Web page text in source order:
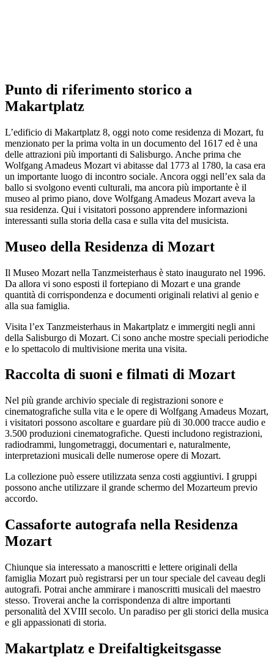
Punto di riferimento storico a
Makartplatz
L’edificio di Makartplatz 8, oggi noto come residenza di Mozart, fu
menzionato per la prima volta in un documento del 1617 ed è una
delle attrazioni più importanti di Salisburgo. Anche prima che
Wolfgang Amadeus Mozart vi abitasse dal 1773 al 1780, la casa era
un importante luogo di incontro sociale. Ancora oggi nell’ex sala da
ballo si svolgono eventi culturali, ma ancora più importante è il
museo al primo piano, dove Wolfgang Amadeus Mozart aveva la
sua residenza. Qui i visitatori possono apprendere informazioni
interessanti sulla storia della casa e sulla vita del musicista.
Museo della Residenza di Mozart
Il Museo Mozart nella Tanzmeisterhaus è stato inaugurato nel 1996.
Da allora vi sono esposti il fortepiano di Mozart e una grande
quantità di corrispondenza e documenti originali relativi al genio e
alla sua famiglia.
Visita l’ex Tanzmeisterhaus in Makartplatz e immergiti negli anni
della Salisburgo di Mozart. Ci sono anche mostre speciali periodiche
e lo spettacolo di multivisione merita una visita.
Raccolta di suoni e filmati di Mozart
Nel più grande archivio speciale di registrazioni sonore e
cinematografiche sulla vita e le opere di Wolfgang Amadeus Mozart,
i visitatori possono ascoltare e guardare più di 30.000 tracce audio e
3.500 produzioni cinematografiche. Questi includono registrazioni,
radiodrammi, lungometraggi, documentari e, naturalmente,
interpretazioni musicali delle numerose opere di Mozart.
La collezione può essere utilizzata senza costi aggiuntivi. I gruppi
possono anche utilizzare il grande schermo del Mozarteum previo
accordo.
Cassaforte autografa nella Residenza
Mozart
Chiunque sia interessato a manoscritti e lettere originali della
famiglia Mozart può registrarsi per un tour speciale del caveau degli
autografi. Potrai anche ammirare i manoscritti musicali del maestro
stesso. Troverai anche la corrispondenza di altre importanti
personalità del XVIII secolo. Un paradiso per gli storici della musica
e gli appassionati di storia.
Makartplatz e Dreifaltigkeitsgasse